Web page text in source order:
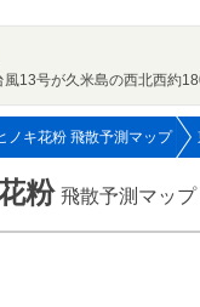
風13号が久米島の西北西約
ノキ花粉 飛散予測マップ
粉 飛散予測マッ